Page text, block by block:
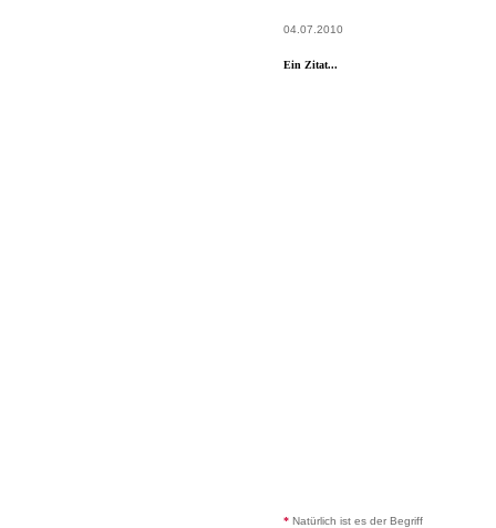
04.07.2010
Ein Zitat...
* Natürlich ist es der Begriff